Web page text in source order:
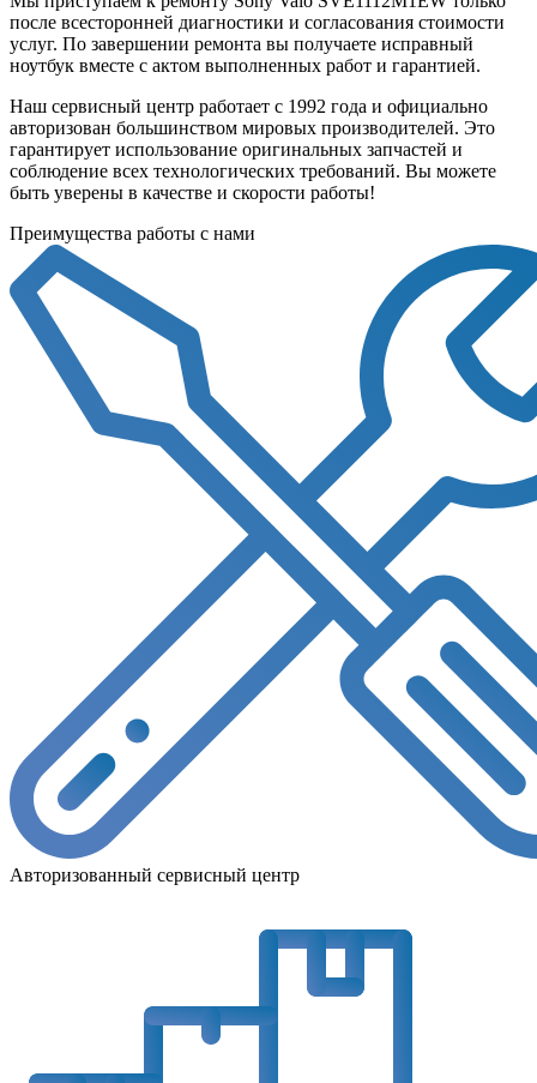
после всесторонней диагностики и согласования стоимости
услуг. По завершении ремонта вы получаете исправный
ноутбук вместе с актом выполненных работ и гарантией.
Наш сервисный центр работает с 1992 года и официально
авторизован большинством мировых производителей. Это
гарантирует использование оригинальных запчастей и
соблюдение всех технологических требований. Вы можете
быть уверены в качестве и скорости работы!
Преимущества работы с нами
Авторизованный сервисный центр